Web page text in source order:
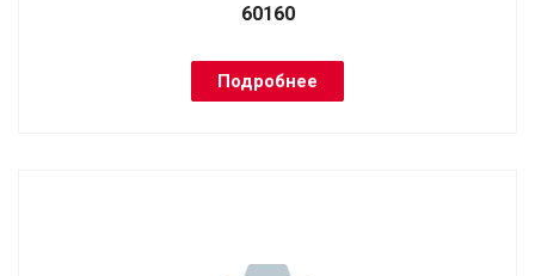
60160
Подробнее